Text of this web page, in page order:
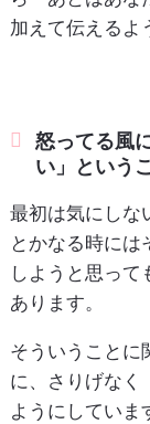
加えて伝えるよ
怒ってる風
い」という
最初は気にしな
とかなる時には
しようと思って
あります。
そういうことに
に、さりげなく
ようにしていま